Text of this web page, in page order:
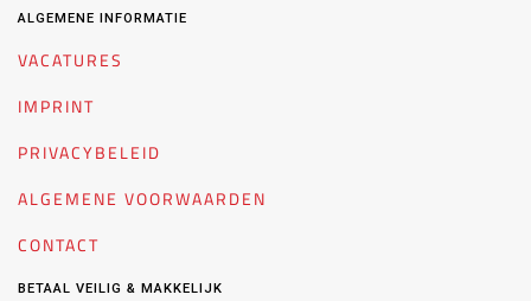
ALGEMENE INFORMATIE
VACATURES
IMPRINT
PRIVACYBELEID
ALGEMENE VOORWAARDEN
CONTACT
BETAAL VEILIG & MAKKELIJK